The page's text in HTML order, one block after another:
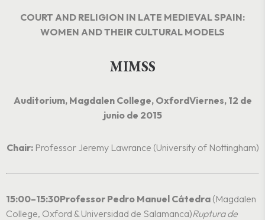
COURT AND RELIGION IN LATE MEDIEVAL SPAIN:
WOMEN AND THEIR CULTURAL MODELS
MIMSS
Auditorium, Magdalen College, OxfordViernes, 12 de
junio de 2015
Chair:Professor Jeremy Lawrance (University of Nottingham)
15:00–15:30Professor Pedro Manuel Cátedra (Magdalen
College, Oxford & Universidad de Salamanca)Ruptura de